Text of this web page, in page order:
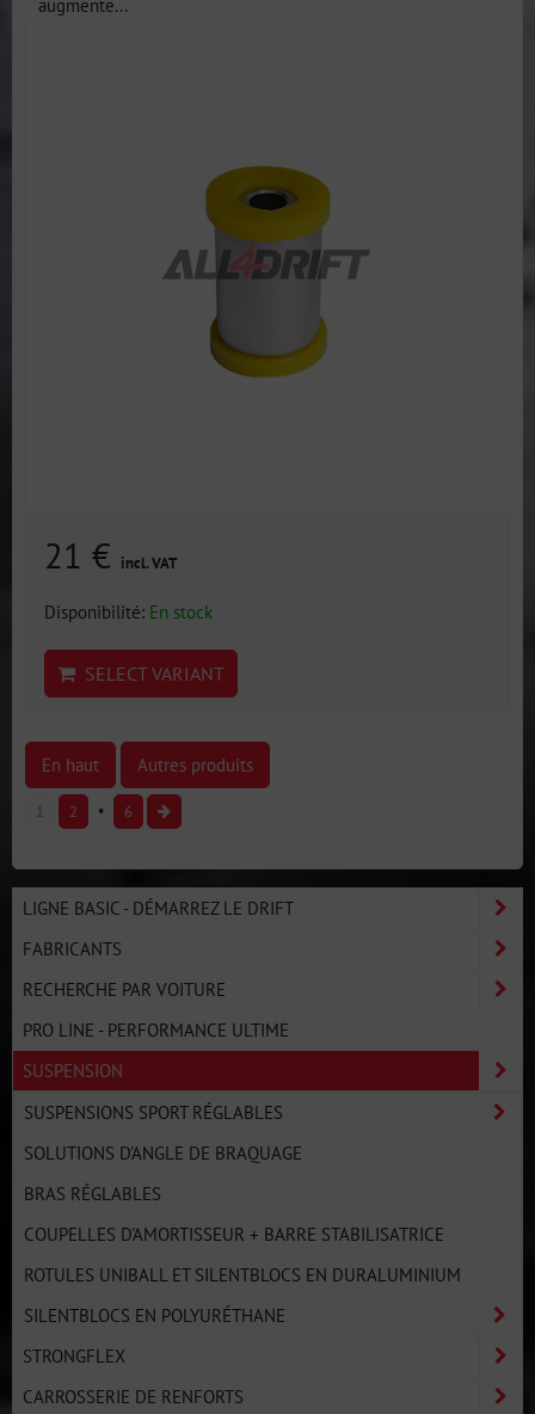
augmente...
21 € incl. VAT
Disponibilité: En stock
SELECT VARIANT
En haut Autres produits
1 2 6
LIGNE BASIC - DÉMARREZ LE DRIFT
FABRICANTS
RECHERCHE PAR VOITURE
PRO LINE - PERFORMANCE ULTIME
SUSPENSION
SUSPENSIONS SPORT RÉGLABLES
SOLUTIONS D'ANGLE DE BRAQUAGE
BRAS RÉGLABLES
COUPELLES D'AMORTISSEUR + BARRE STABILISATRICE
ROTULES UNIBALL ET SILENTBLOCS EN DURALUMINIUM
SILENTBLOCS EN POLYURÉTHANE
STRONGFLEX
CARROSSERIE DE RENFORTS